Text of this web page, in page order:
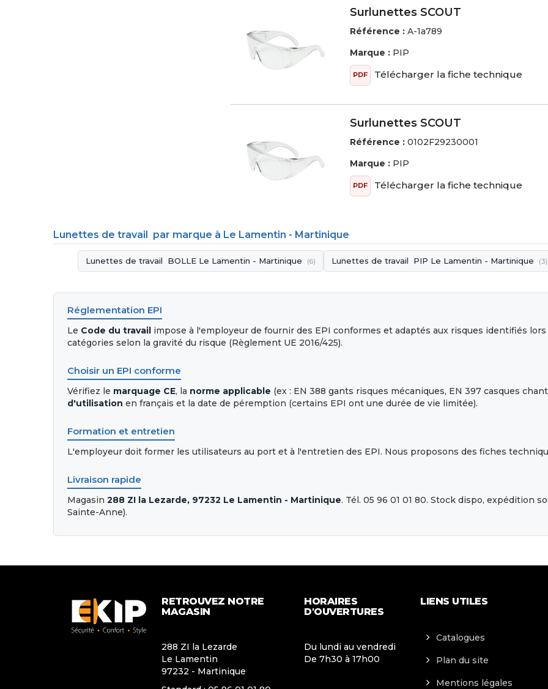
Surlunettes SCOUT
Référence : A-1a789
Marque : PIP
PDF Télécharger la fiche technique
Surlunettes SCOUT
Référence : 0102F29230001
Marque : PIP
PDF Télécharger la fiche technique
Lunettes de travail par marque à Le Lamentin - Martinique
Lunettes de travail BOLLE Le Lamentin - Martinique (6) Lunettes de travail PIP Le Lamentin - Martinique (3)
Réglementation EPI
Le Code du travail impose à l'employeur de fournir des EPI conformes et adaptés aux risques identifiés lors
catégories selon la gravité du risque (Règlement UE 2016/425).
Choisir un EPI conforme
Vérifiez le marquage CE, la norme applicable (ex : EN 388 gants risques mécaniques, EN 397 casques
d'utilisation en français et la date de péremption (certains EPI ont une durée de vie limitée).
Formation et entretien
L'employeur doit former les utilisateurs au port et à l'entretien des EPI. Nous proposons des fiches
Livraison rapide
Magasin 288 ZI la Lezarde, 97232 Le Lamentin - Martinique. Tél. 05 96 01 01 80. Stock dispo, expédition
Sainte-Anne).
RETROUVEZ NOTRE
MAGASIN
288 ZI la Lezarde
Le Lamentin
97232 - Martinique
HORAIRES
D'OUVERTURES
Du lundi au vendredi
De 7h30 à 17h00
LIENS UTILES
Catalogues
Plan du site
Mentions légales